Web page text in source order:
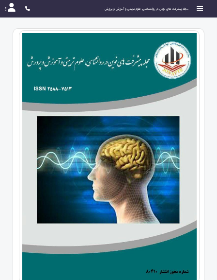
مجله پیشرفت های نوین در روانشناسی، علوم تربیتی و آموزش و پرورش